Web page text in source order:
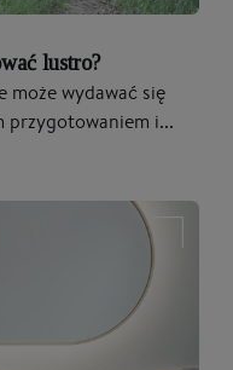
lustro?
może wydawać się
przygotowaniem i...